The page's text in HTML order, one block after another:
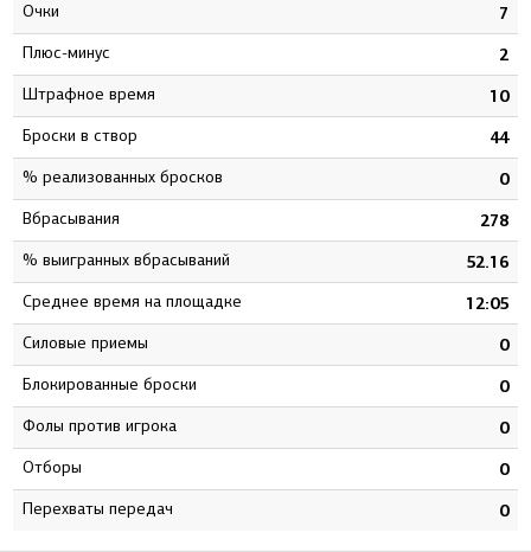
Очки 7
Плюс-минус 2
штрафное время 10
Броски в створ 44
% реализованных бросков 0
Вбрасывания 278
% выигранных вбрасываний 52.16
Среднее время на площадке 12:05
Силовые приемы 0
Блокированные броски 0
Фолы против игрока 0
Отборы 0
Перехваты передач 0